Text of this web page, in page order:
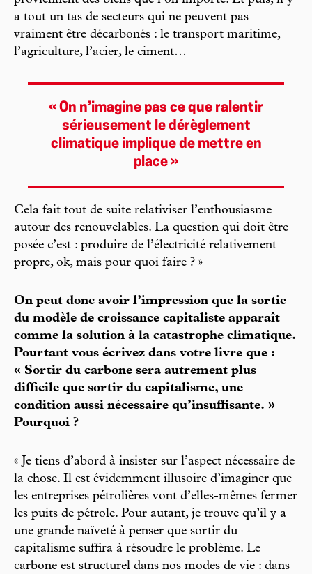
a tout un tas de secteurs qui ne peuvent pas
vraiment être décarbonés : le transport maritime,
l’agriculture, l’acier, le ciment…
« On n’imagine pas ce que ralentir
sérieusement le dérèglement
climatique implique de mettre en
place »
Cela fait tout de suite relativiser l’enthousiasme
autour des renouvelables. La question qui doit être
posée c’est : produire de l’électricité relativement
propre, ok, mais pour quoi faire ? »
On peut donc avoir l’impression que la sortie
du modèle de croissance capitaliste apparaît
comme la solution à la catastrophe climatique.
Pourtant vous écrivez dans votre livre que :
« Sortir du carbone sera autrement plus
difficile que sortir du capitalisme, une
condition aussi nécessaire qu’insuffisante. »
Pourquoi ?
« Je tiens d’abord à insister sur l’aspect nécessaire de
la chose. Il est évidemment illusoire d’imaginer que
les entreprises pétrolières vont d’elles-mêmes fermer
les puits de pétrole. Pour autant, je trouve qu’il y a
une grande naïveté à penser que sortir du
capitalisme suffira à résoudre le problème. Le
carbone est structurel dans nos modes de vie : dans